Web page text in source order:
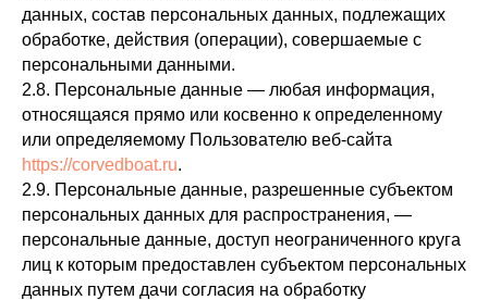
данных, состав персональных данных, подлежащих
обработке, действия (операции), совершаемые с
персональными данными.
2.8. Персональные данные — любая информация,
относящаяся прямо или косвенно к определенному
или определяемому Пользователю веб-сайта
https://corvedboat.ru.
2.9. Персональные данные, разрешенные субъектом
персональных данных для распространения, —
персональные данные, доступ неограниченного круга
лиц к которым предоставлен субъектом персональных
данных путем дачи согласия на обработку